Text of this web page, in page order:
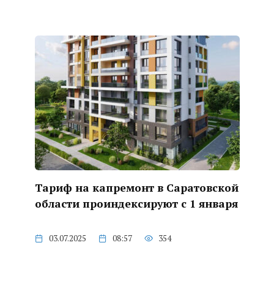
Тариф на капремонт в Саратовской
области проиндексируют с 1 января
03.07.2025 08:57 354